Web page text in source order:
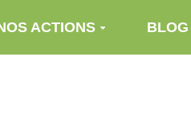
ACTIONS BLOG